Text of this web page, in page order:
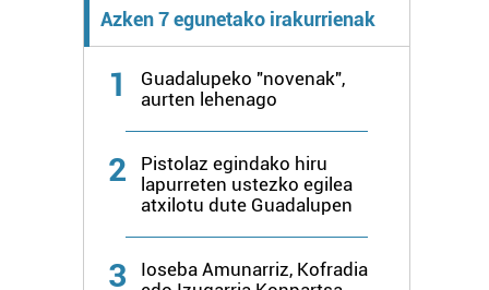
Azken 7 egunetako irakurrienak
1
Guadalupeko "novenak",
aurten lehenago
2
Pistolaz egindako hiru
lapurreten ustezko egilea
atxilotu dute Guadalupen
3
Ioseba Amunarriz, Kofradia